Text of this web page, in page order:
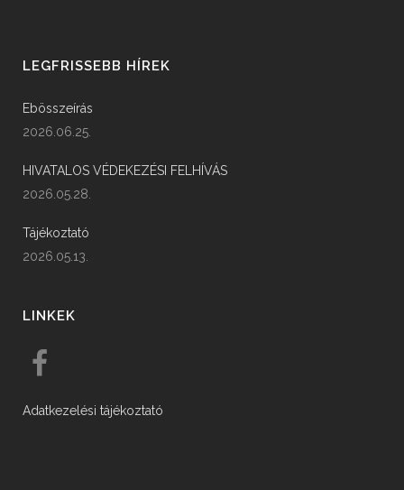
LEGFRISSEBB HÍREK
Ebösszeírás
2026.06.25.
HIVATALOS VÉDEKEZÉSI FELHÍVÁS
2026.05.28.
Tájékoztató
2026.05.13.
LINKEK
Adatkezelési tájékoztató